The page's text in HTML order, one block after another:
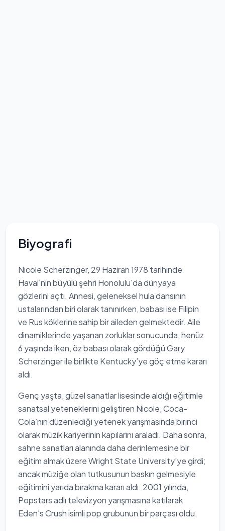
Biyografi
Nicole Scherzinger, 29 Haziran 1978 tarihinde
Havai'nin büyülü şehri Honolulu'da dünyaya
gözlerini açtı. Annesi, geleneksel hula dansının
ustalarından biri olarak tanınırken, babası ise Filipin
ve Rus köklerine sahip bir aileden gelmektedir. Aile
dinamiklerinde yaşanan zorluklar sonucunda, henüz
6 yaşında iken, öz babası olarak gördüğü Gary
Scherzinger ile birlikte Kentucky’ye göç etme kararı
aldı.
Genç yaşta, güzel sanatlar lisesinde aldığı eğitimle
sanatsal yeteneklerini geliştiren Nicole, Coca-
Cola’nın düzenlediği yetenek yarışmasında birinci
olarak müzik kariyerinin kapılarını araladı. Daha sonra,
sahne sanatları alanında daha derinlemesine bir
eğitim almak üzere Wright State University’ye girdi;
ancak müziğe olan tutkusunun baskın gelmesiyle
eğitimini yarıda bırakma kararı aldı. 2001 yılında,
Popstars adlı televizyon yarışmasına katılarak
Eden's Crush isimli pop grubunun bir parçası oldu.